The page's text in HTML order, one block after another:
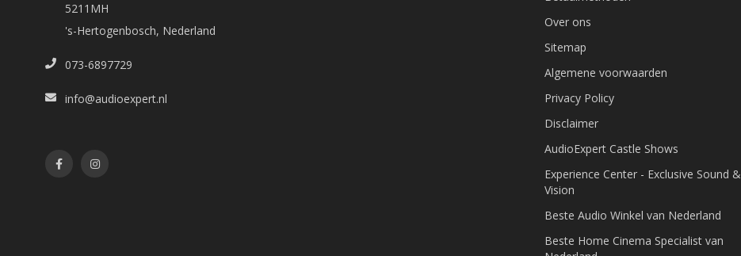
5211MH
's-Hertogenbosch, Nederland
073-6897729
info@audioexpert.nl
Over ons
Sitemap
Algemene voorwaarden
Privacy Policy
Disclaimer
AudioExpert Castle Shows
Experience Center - Exclusive Sound &
Vision
Beste Audio Winkel van Nederland
Beste Home Cinema Specialist van